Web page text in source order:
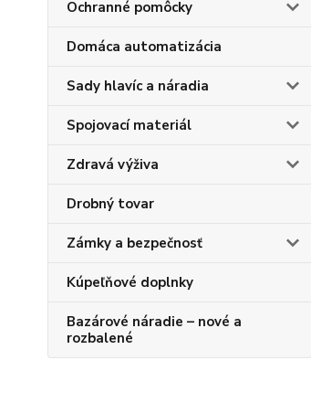
Ochranné pomôcky
Domáca automatizácia
Sady hlavíc a náradia
Spojovací materiál
Zdravá výživa
Drobný tovar
Zámky a bezpečnosť
Kúpeľňové doplnky
Bazárové náradie – nové a
rozbalené